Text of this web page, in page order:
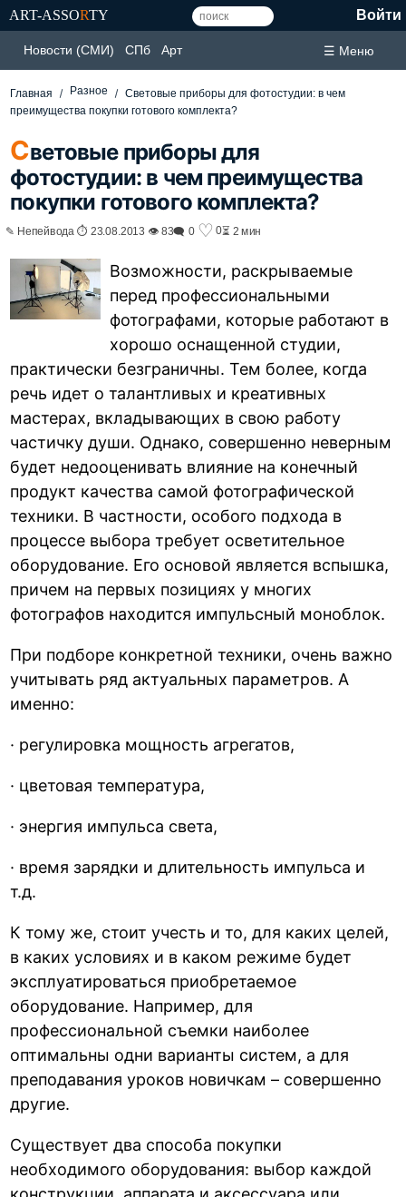
ART-ASSORTY Войти
Новости (СМИ) СПб Арт ☰ Меню
Главная Разное
Световые приборы для фотостудии: в чем
преимущества покупки готового комплекта?
Световые приборы для
фотостудии: в чем преимущества
покупки готового комплекта?
✎ Непейвода ⏱ 23.08.2013 👁 83🗨 0 ♡ 0⏳ 2 мин
Возможности, раскрываемые
перед профессиональными
фотографами, которые работают в
хорошо оснащенной студии,
практически безграничны. Тем более, когда
речь идет о талантливых и креативных
мастерах, вкладывающих в свою работу
частичку души. Однако, совершенно неверным
будет недооценивать влияние на конечный
продукт качества самой фотографической
техники. В частности, особого подхода в
процессе выбора требует осветительное
оборудование. Его основой является вспышка,
причем на первых позициях у многих
фотографов находится импульсный моноблок.
При подборе конкретной техники, очень важно
учитывать ряд актуальных параметров. А
именно:
· регулировка мощность агрегатов,
· цветовая температура,
· энергия импульса света,
· время зарядки и длительность импульса и
т.д.
К тому же, стоит учесть и то, для каких целей,
в каких условиях и в каком режиме будет
эксплуатироваться приобретаемое
оборудование. Например, для
профессиональной съемки наиболее
оптимальны одни варианты систем, а для
преподавания уроков новичкам – совершенно
другие.
Существует два способа покупки
необходимого оборудования: выбор каждой